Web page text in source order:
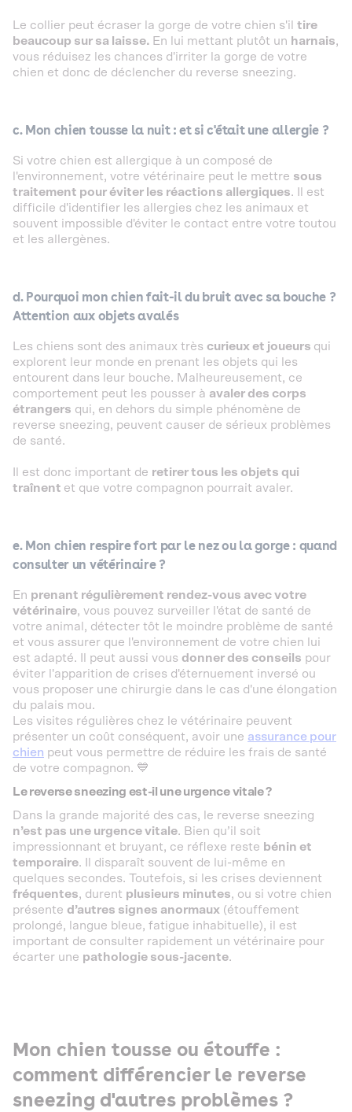
Le collier peut écraser la gorge de votre chien s'il tire
beaucoup sur sa laisse. En lui mettant plutôt un harnais,
vous réduisez les chances d'irriter la gorge de votre
chien et donc de déclencher du reverse sneezing.
c. Mon chien tousse la nuit : et si c'était une allergie ?‍
Si votre chien est allergique à un composé de
l'environnement, votre vétérinaire peut le mettre sous
traitement pour éviter les réactions allergiques. Il est
difficile d'identifier les allergies chez les animaux et
souvent impossible d'éviter le contact entre votre toutou
et les allergènes.
d. Pourquoi mon chien fait-il du bruit avec sa bouche ?
Attention aux objets avalés
Les chiens sont des animaux très curieux et joueurs qui
explorent leur monde en prenant les objets qui les
entourent dans leur bouche. Malheureusement, ce
comportement peut les pousser à avaler des corps
étrangers qui, en dehors du simple phénomène de
reverse sneezing, peuvent causer de sérieux problèmes
de santé.
Il est donc important de retirer tous les objets qui
traînent et que votre compagnon pourrait avaler.
e. Mon chien respire fort par le nez ou la gorge : quand
consulter un vétérinaire ?
En prenant régulièrement rendez-vous avec votre
vétérinaire, vous pouvez surveiller l'état de santé de
votre animal, détecter tôt le moindre problème de santé
et vous assurer que l'environnement de votre chien lui
est adapté. Il peut aussi vous donner des conseils pour
éviter l'apparition de crises d'éternuement inversé ou
vous proposer une chirurgie dans le cas d'une élongation
du palais mou.
Les visites régulières chez le vétérinaire peuvent
présenter un coût conséquent, avoir une assurance pour
chien peut vous permettre de réduire les frais de santé
de votre compagnon. 💙
Le reverse sneezing est-il une urgence vitale ?
Dans la grande majorité des cas, le reverse sneezing
n’est pas une urgence vitale. Bien qu’il soit
impressionnant et bruyant, ce réflexe reste bénin et
temporaire. Il disparaît souvent de lui-même en
quelques secondes. Toutefois, si les crises deviennent
fréquentes, durent plusieurs minutes, ou si votre chien
présente d’autres signes anormaux (étouffement
prolongé, langue bleue, fatigue inhabituelle), il est
important de consulter rapidement un vétérinaire pour
écarter une pathologie sous-jacente.
Mon chien tousse ou étouffe :
comment différencier le reverse
sneezing d'autres problèmes ?